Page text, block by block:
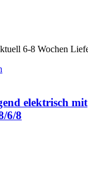
6-8 Wochen
elektrisch mit
6/8